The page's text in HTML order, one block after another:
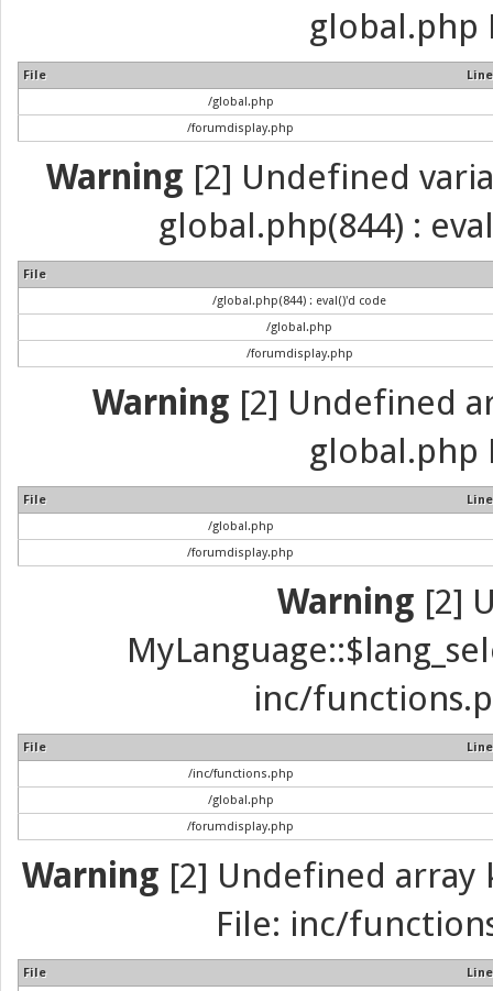
global.php
File
Line
/global.php
/forumdisplay.php
Warning [2] Undefined
global.php(844) :
File
/global.php(844) : eval()'d code
/global.php
/forumdisplay.php
Warning [2] Undefined
global.php
File
Line
/global.php
/forumdisplay.php
Warning [2]
inc/
File
Line
/inc/functions.php
/global.php
/forumdisplay.php
Warning [2] Undefined array
File: inc/
File
Line